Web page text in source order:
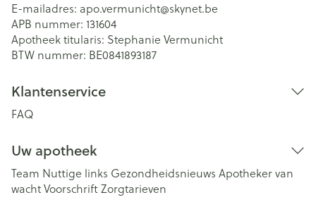
E-mailadres: apo.vermunicht@skynet.be
APB nummer: 131604
Apotheek titularis: Stephanie Vermunicht
BTW nummer: BE0841893187
Klantenservice
FAQ
Uw apotheek
Team Nuttige links Gezondheidsnieuws Apotheker van
wachtVoorschriftZorgtarieven